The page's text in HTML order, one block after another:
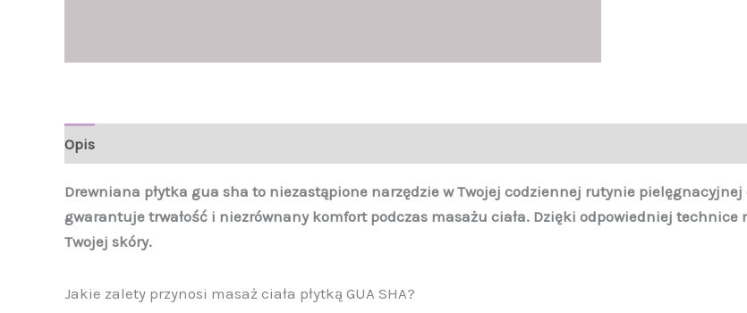
Opis
Drewniana płytka gua sha to niezastąpione narzędzie w Twojej codziennej rutynie
gwarantuje trwałość i niezrównany komfort podczas masażu ciała. Dzięki odpowiedniej
Twojej skóry.
Jakie zalety przynosi masaż ciała płytką GUA SHA?